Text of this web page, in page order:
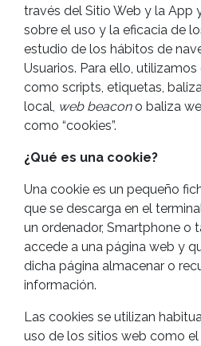
través del Sitio Web y la App
sobre el uso y la eficacia de
estudio de los hábitos de
Usuarios. Para ello,
como scripts, etiquetas,
local, web beacono baliza
como “cookies”.
¿Qué es una cookie?
Una cookie es un pequeño
que se descarga en el
un ordenador, Smartphone o
accede a una página web y
dicha página almacenar o
información.
Las cookies se utilizan
uso de los sitios web como